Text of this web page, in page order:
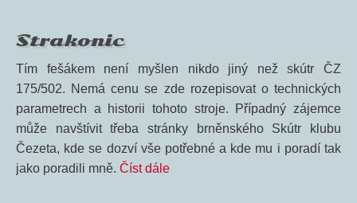
Strakonic
Tím fešákem není myšlen nikdo jiný než skútr ČZ
175/502. Nemá cenu se zde rozepisovat o technických
parametrech a historii tohoto stroje. Případný zájemce
může navštívit třeba stránky brněnského Skútr klubu
Čezeta, kde se dozví vše potřebné a kde mu i poradí tak
jako poradili mně. Číst dále